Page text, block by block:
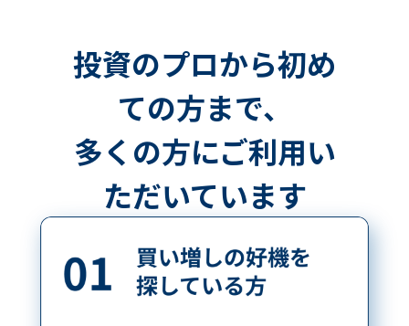
投資のプロから初め
ての方まで、
多くの方にご利用い
ただいています